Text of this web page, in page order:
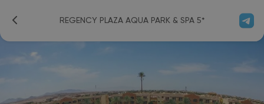
REGENCY PLAZA AQUA PARK & SPA 5*